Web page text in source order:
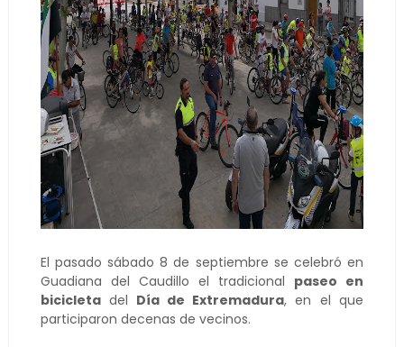
El pasado sábado 8 de septiembre se celebró en
Guadiana del Caudillo el tradicional paseo en
bicicletadel Día de Extremadura, en el que
participaron decenas de vecinos.